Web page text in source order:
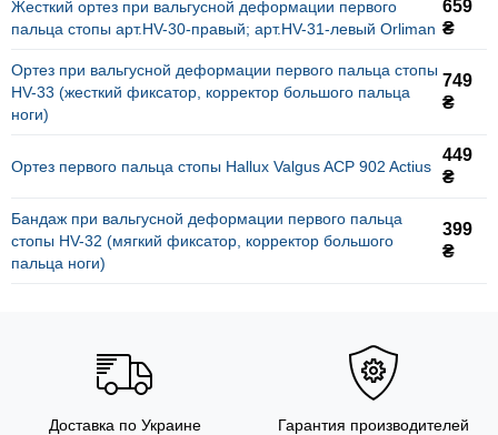
Жесткий ортез при вальгусной деформации первого
пальца стопы арт.HV-30-правый; арт.HV-31-левый Orliman
659
₴
Ортез при вальгусной деформации первого пальца стопы
HV-33 (жесткий фиксатор, корректор большого пальца
ноги)
749
₴
Ортез первого пальца стопы Hallux Valgus ACP 902 Actius
449
₴
Бандаж при вальгусной деформации первого пальца
стопы HV-32 (мягкий фиксатор, корректор большого
пальца ноги)
399
₴
Доставка по Украине Гарантия производителей